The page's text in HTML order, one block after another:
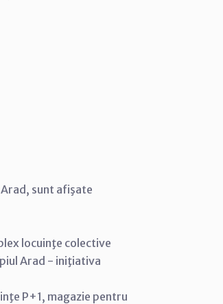
sunt afişate
locuinţe colective
Arad - iniţiativa
P+1, magazie pentru